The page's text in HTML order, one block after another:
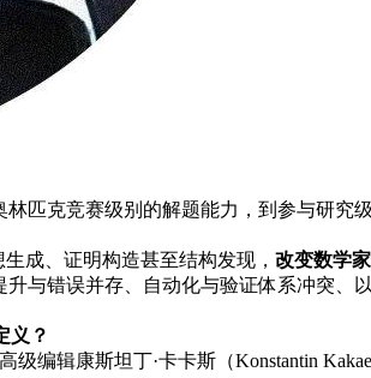
林匹克竞赛级别的解题能力，到参与研究
成、证明构造甚至结构发现， 改变数学
与错误并存、自动化与验证体系冲突、
义？
编辑康斯坦丁·卡卡斯（Konstantin